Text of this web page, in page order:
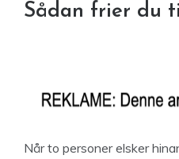
Sådan frier du
Når to personer elsker